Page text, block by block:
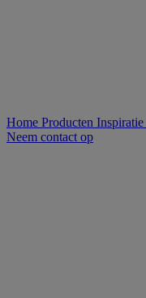
Home Producten Inspiratie
Neem contact op